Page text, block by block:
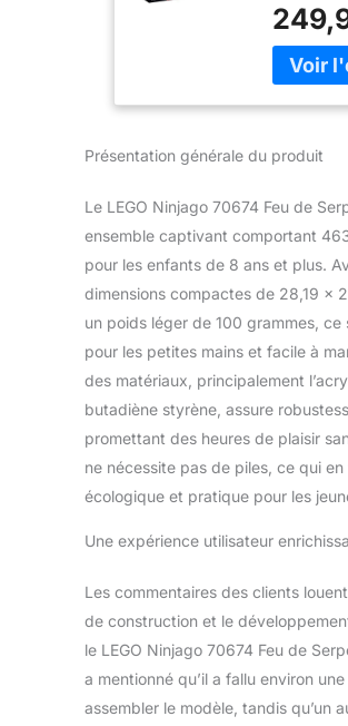
sorcière
Aspheera
feu pour
NINJAGO.
pour
queue
attacher
figurines.
enfants
imaginer
propres
les armes
assortis,
Kai et le
du
pour
Présentation générale du produit
Le LEGO Ninjago 70674 Feu de
ensemble captivant comportant
pour les enfants de 8 ans et plus.
dimensions compactes de 28,19 x
un poids léger de 100 grammes,
pour les petites mains et facile à
des matériaux, principalement
butadiène styrène, assure
promettant des heures de plaisir
ne nécessite pas de piles, ce qui
écologique et pratique pour les
Une expérience utilisateur
Les commentaires des clients
de construction et le
le LEGO Ninjago 70674 Feu de
a mentionné qu’il a fallu environ
assembler le modèle, tandis qu’un